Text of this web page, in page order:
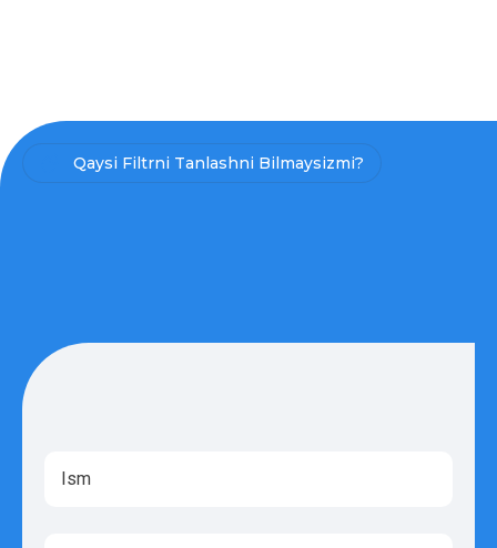
Qaysi Filtrni Tanlashni Bilmaysizmi?